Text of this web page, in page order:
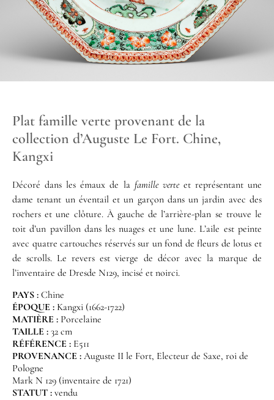
Plat famille verte provenant de la
collection d’Auguste Le Fort. Chine,
Kangxi
Décoré dans les émaux de la famille verteet représentant une
dame tenant un éventail et un garçon dans un jardin avec des
rochers et une clôture. À gauche de l’arrière-plan se trouve le
toit d’un pavillon dans les nuages et une lune. L’aile est peinte
avec quatre cartouches réservés sur un fond de fleurs de lotus et
de scrolls. Le revers est vierge de décor avec la marque de
l’inventaire de Dresde N129, incisé et noirci.
PAYS : Chine
ÉPOQUE : Kangxi (1662-1722)
MATIÈRE : Porcelaine
TAILLE : 32 cm
RÉFÉRENCE : E511
PROVENANCE : Auguste II le Fort, Electeur de Saxe, roi de
Pologne
Mark N 129 (inventaire de 1721)
STATUT : vendu